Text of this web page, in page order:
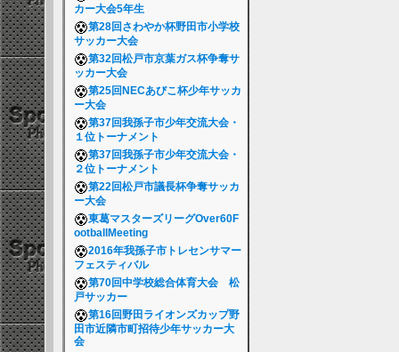
カー大会5年生
第28回さわやか杯野田市小学校
サッカー大会
第32回松戸市京葉ガス杯争奪サ
ッカー大会
第25回NECあびこ杯少年サッカ
ー大会
第37回我孫子市少年交流大会・
１位トーナメント
第37回我孫子市少年交流大会・
２位トーナメント
第22回松戸市議長杯争奪サッカ
ー大会
東葛マスターズリーグOver60F
ootballMeeting
2016年我孫子市トレセンサマー
フェスティバル
第70回中学校総合体育大会 松
戸サッカー
第16回野田ライオンズカップ野
田市近隣市町招待少年サッカー大
会